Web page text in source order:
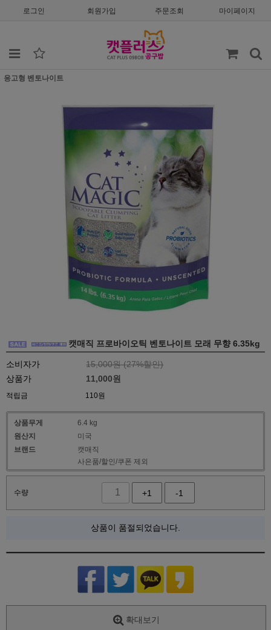
로그인 회원가입 주문조회 마이페이지
응고형 벤토나이트
캣매직 프로바이오틱 벤토나이트 모래 무향 6.35kg
소비자가 15,000원 (27%할인)
상품가
11,000원
적립금 110원
상품무게
6.4 kg
원산지
미국
브랜드
캣매직
사은품/할인/쿠폰 제외
수량 +1 -1
상품이 품절되었습니다.
확대보기